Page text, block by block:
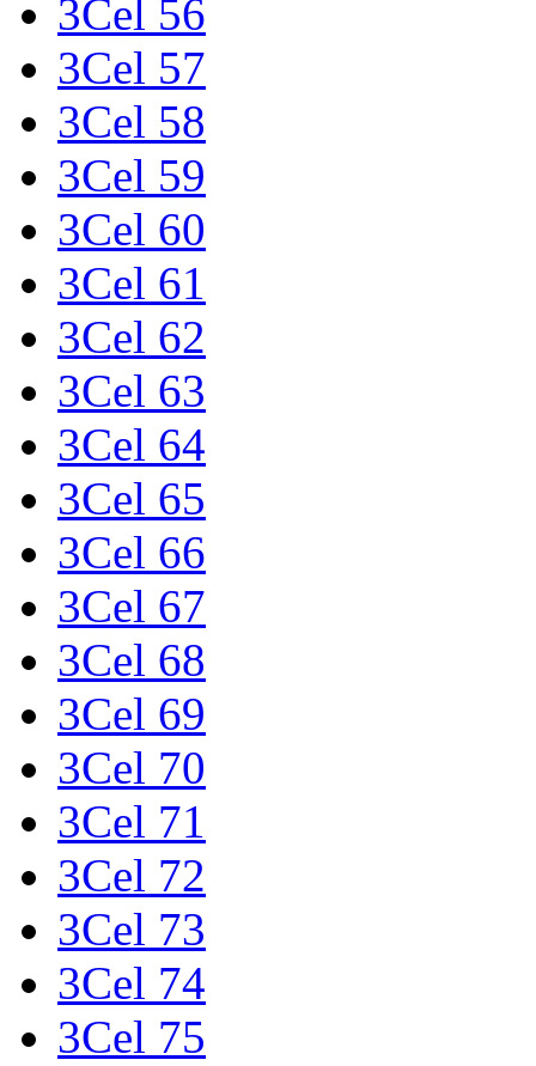
3Cel 56
3Cel 57
3Cel 58
3Cel 59
3Cel 60
3Cel 61
3Cel 62
3Cel 63
3Cel 64
3Cel 65
3Cel 66
3Cel 67
3Cel 68
3Cel 69
3Cel 70
3Cel 71
3Cel 72
3Cel 73
3Cel 74
3Cel 75